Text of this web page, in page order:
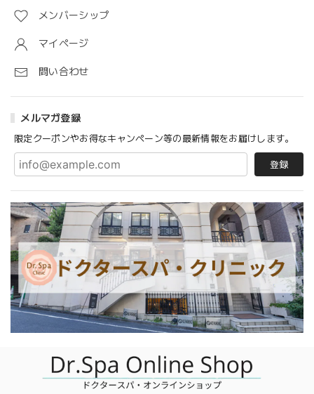
メンバーシップ
マイページ
問い合わせ
メルマガ登録
限定クーポンやお得なキャンペーン等の最新情報をお届けします。
登録